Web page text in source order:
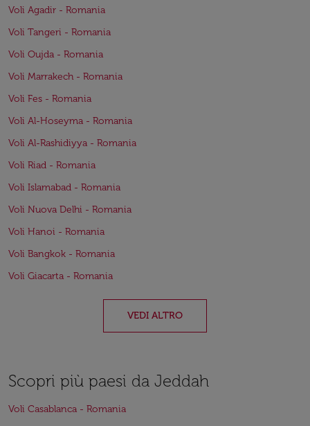
Voli Agadir - Romania
Voli Tangeri - Romania
Voli Oujda - Romania
Voli Marrakech - Romania
Voli Fes - Romania
Voli Al-Hoseyma - Romania
Voli Al-Rashidiyya - Romania
Voli Riad - Romania
Voli Islamabad - Romania
Voli Nuova Delhi - Romania
Voli Hanoi - Romania
Voli Bangkok - Romania
Voli Giacarta - Romania
VEDI ALTRO
Scopri più paesi da Jeddah
Voli Casablanca - Romania